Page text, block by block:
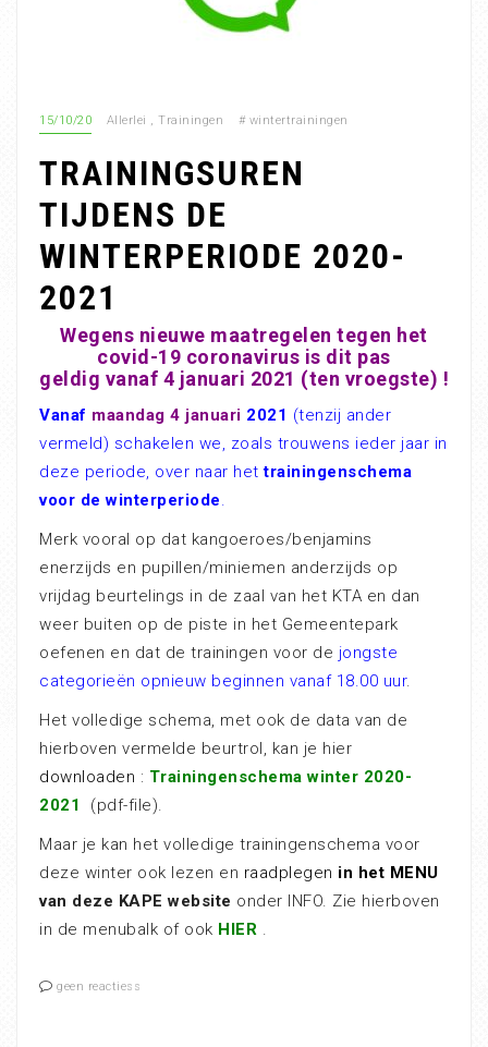
15/10/20 Allerlei , Trainingen # wintertrainingen
TRAININGSUREN
TIJDENS DE
WINTERPERIODE 2020-
2021
Wegens nieuwe maatregelen tegen het
covid-19 coronavirus is dit pas
geldig vanaf 4 januari 2021 (ten vroegste) !
Vanaf maandag 4 januari 2021 (tenzij ander
vermeld) schakelen we, zoals trouwens ieder jaar in
deze periode, over naar hettrainingenschema
voor de winterperiode.
Merk vooral op dat kangoeroes/benjamins
enerzijds en pupillen/miniemen anderzijds op
vrijdag beurtelings in de zaal van het KTA en dan
weer buiten op de piste in het Gemeentepark
oefenen en dat de trainingen voor de jongste
categorieën opnieuw beginnen vanaf 18.00 uur.
Het volledige schema, met ook de data van de
hierboven vermelde beurtrol, kan je hier
downloaden : Trainingenschema winter 2020-
2021
(pdf-file).
Maar je kan het volledige trainingenschema voor
deze winter ook lezen en raadplegen in het MENU
van deze KAPE website onder INFO. Zie hierboven
in de menubalk of ook HIER .
geen reactiess